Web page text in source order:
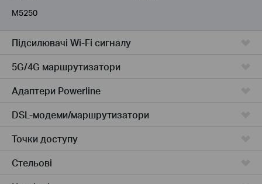
M5250
Підсилювачi Wi-Fi сигналу
5G/4G маршрутизатори
Адаптери Powerline
DSL-модеми/маршрутизатори
Точки доступу
Стельові